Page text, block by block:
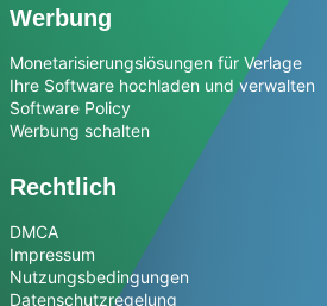
Werbung
Monetarisierungslösungen für Verlage
Ihre Software hochladen und verwalten
Software Policy
Werbung schalten
Rechtlich
DMCA
Impressum
Nutzungsbedingungen
Datenschutzregelung